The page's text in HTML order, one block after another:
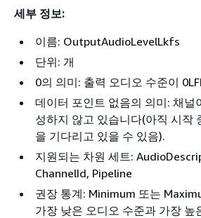
세부 정보:
이름: OutputAudioLevelLkfs
단위: 개
0의 의미: 출력 오디오 수준이
데이터 포인트 없음의 의미: 채널
성하지 않고 있습니다(아직 시작
을 기다리고 있을 수 있음).
지원되는 차원 세트:
ChannelId, Pipeline
권장 통계: Minimum 또는
가장 낮은 오디오 수준과 가장 높